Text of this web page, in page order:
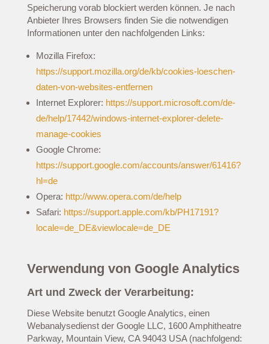
Speicherung vorab blockiert werden können. Je nach
Anbieter Ihres Browsers finden Sie die notwendigen
Informationen unter den nachfolgenden Links:
Mozilla Firefox:
https://support.mozilla.org/de/kb/cookies-loeschen-
daten-von-websites-entfernen
Internet Explorer: https://support.microsoft.com/de-
de/help/17442/windows-internet-explorer-delete-
manage-cookies
Google Chrome:
https://support.google.com/accounts/answer/61416?
hl=de
Opera: http://www.opera.com/de/help
Safari: https://support.apple.com/kb/PH17191?
locale=de_DE&viewlocale=de_DE
Verwendung von Google Analytics
Art und Zweck der Verarbeitung:
Diese Website benutzt Google Analytics, einen
Webanalysedienst der Google LLC, 1600 Amphitheatre
Parkway, Mountain View, CA 94043 USA (nachfolgend: